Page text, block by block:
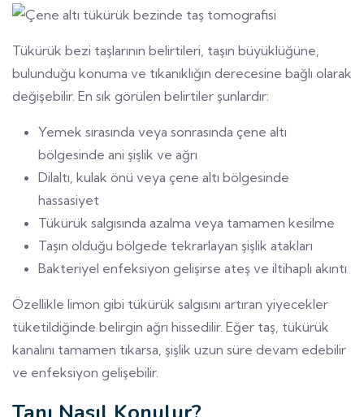
Tükürük bezi taşlarının belirtileri, taşın büyüklüğüne,
bulunduğu konuma ve tıkanıklığın derecesine bağlı olarak
değişebilir. En sık görülen belirtiler şunlardır:
Yemek sırasında veya sonrasında çene altı
bölgesinde ani şişlik ve ağrı
Dilaltı, kulak önü veya çene altı bölgesinde
hassasiyet
Tükürük salgısında azalma veya tamamen kesilme
Taşın olduğu bölgede tekrarlayan şişlik atakları
Bakteriyel enfeksiyon gelişirse ateş ve iltihaplı akıntı
Özellikle limon gibi tükürük salgısını artıran yiyecekler
tüketildiğinde belirgin ağrı hissedilir. Eğer taş, tükürük
kanalını tamamen tıkarsa, şişlik uzun süre devam edebilir
ve enfeksiyon gelişebilir.